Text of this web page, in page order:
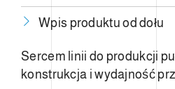
Wpis produktu od dołu
Sercem linii do produkcji
konstrukcja i wydajność